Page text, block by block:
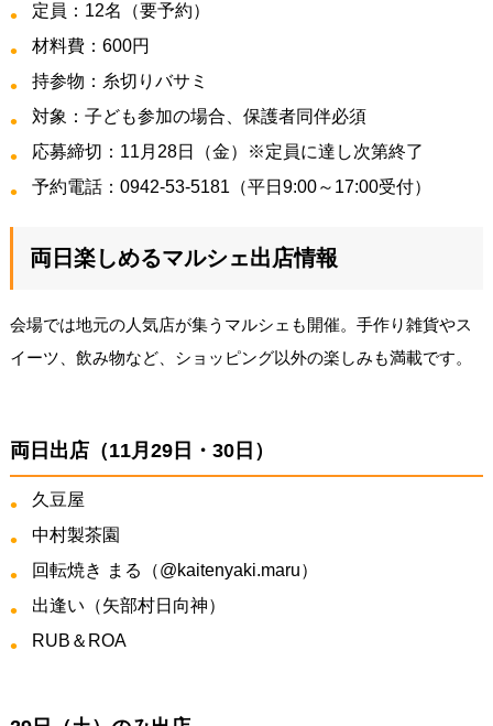
定員：12名（要予約）
材料費：600円
持参物：糸切りバサミ
対象：子ども参加の場合、保護者同伴必須
応募締切：11月28日（金）※定員に達し次第終了
予約電話：0942-53-5181（平日9:00～17:00受付）
両日楽しめるマルシェ出店情報
会場では地元の人気店が集うマルシェも開催。手作り雑貨やス
イーツ、飲み物など、ショッピング以外の楽しみも満載です。
両日出店（11月29日・30日）
久豆屋
中村製茶園
回転焼き まる（@kaitenyaki.maru）
出逢い（矢部村日向神）
RUB＆ROA